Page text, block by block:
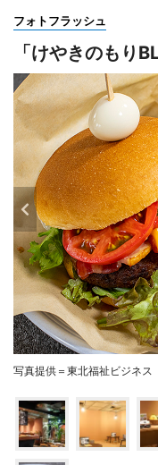
フォトフラッシュ
「けやきのもり
写真提供＝東北福祉ビジネス